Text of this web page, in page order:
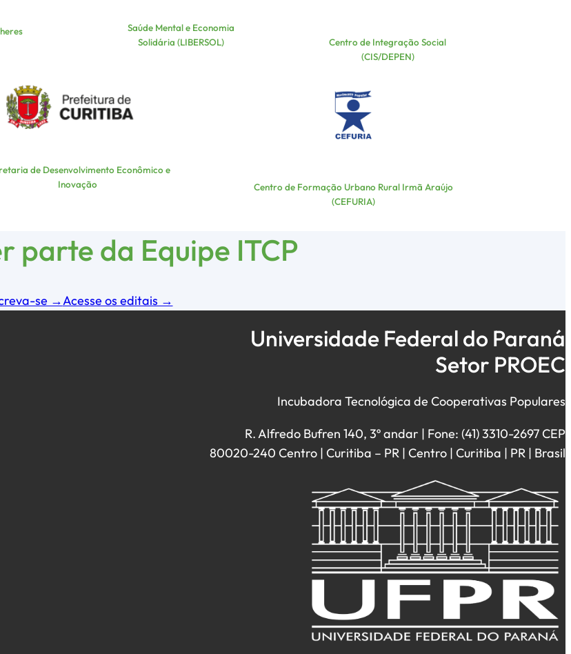
Saúde Mental e Economia
Solidária (LIBERSOL)
Centro de Integração Social
(CIS/DEPEN)
de Desenvolvimento Econômico e
Inovação
Centro de Formação Urbano Rural Irmã Araújo
(CEFURIA)
parte da Equipe ITCP
se →Acesse os editais →
Universidade Federal do Paraná
Setor PROEC
Incubadora Tecnológica de Cooperativas Populares
R. Alfredo Bufren 140, 3º andar | Fone: (41) 3310-2697 CEP
80020-240 Centro | Curitiba – PR | Centro | Curitiba | PR | Brasil